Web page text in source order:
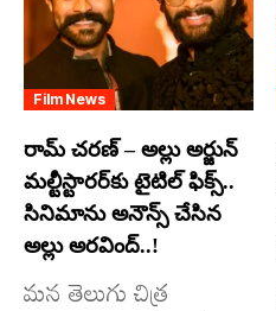
Film News
రామ్ చరణ్ – అల్లు అర్జున్
మల్టీస్టారర్​కు టైటిల్ ఫిక్స్..
సినిమాను అనౌన్స్ చేసిన
అల్లు అరవింద్..!
మన తెలుగు చిత్ర